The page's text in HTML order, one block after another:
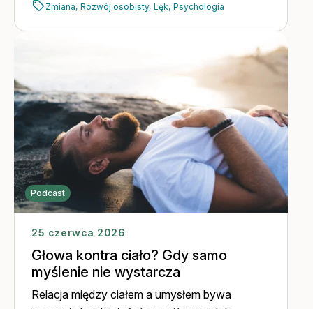
Zmiana, Rozwój osobisty, Lęk, Psychologia
Podcast
25 czerwca 2026
Głowa kontra ciało? Gdy samo
myślenie nie wystarcza
Relacja między ciałem a umysłem bywa